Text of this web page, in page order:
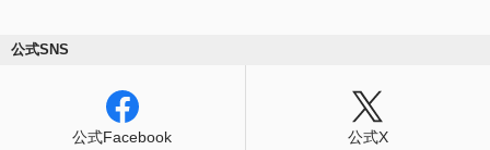
公式SNS
公式Facebook 公式X